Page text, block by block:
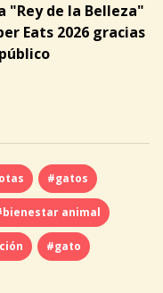
"Rey de la Belleza"
Eats 2026 gracias
#gatos
animal
#gato